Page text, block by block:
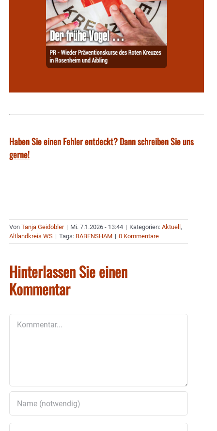
Haben Sie einen Fehler entdeckt? Dann schreiben Sie uns
gerne!
Von Tanja Geidobler | Mi. 7.1.2026 - 13:44 | Kategorien: Aktuell ,
Altlandkreis WS | Tags: BABENSHAM | 0 Kommentare
Hinterlassen Sie einen
Kommentar